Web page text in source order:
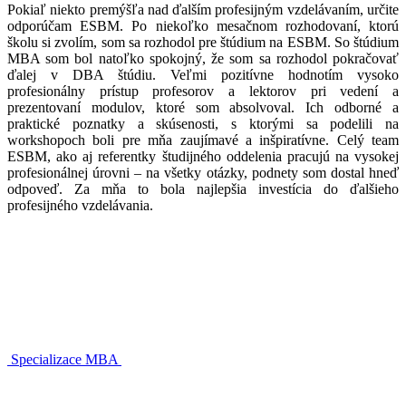
Pokiaľ niekto premýšľa nad ďalším profesijným vzdelávaním, určite
odporúčam ESBM. Po niekoľko mesačnom rozhodovaní, ktorú
školu si zvolím, som sa rozhodol pre štúdium na ESBM. So štúdium
MBA som bol natoľko spokojný, že som sa rozhodol pokračovať
ďalej v DBA štúdiu. Veľmi pozitívne hodnotím vysoko
profesionálny prístup profesorov a lektorov pri vedení a
prezentovaní modulov, ktoré som absolvoval. Ich odborné a
praktické poznatky a skúsenosti, s ktorými sa podelili na
workshopoch boli pre mňa zaujímavé a inšpiratívne. Celý team
ESBM, ako aj referentky študijného oddelenia pracujú na vysokej
profesionálnej úrovni – na všetky otázky, podnety som dostal hneď
odpoveď. Za mňa to bola najlepšia investícia do ďalšieho
profesijného vzdelávania.
Specializace MBA